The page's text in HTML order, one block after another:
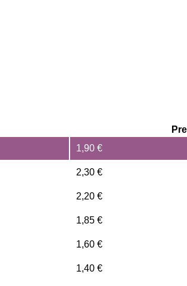
1,90 €
2,30 €
2,20 €
1,85 €
1,60 €
1,40 €